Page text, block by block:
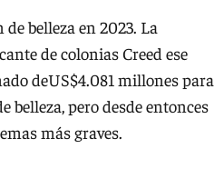
belleza en 2023. La
de colonias Creed ese
deUS$4.081 millones para
pero desde entonces
más graves.